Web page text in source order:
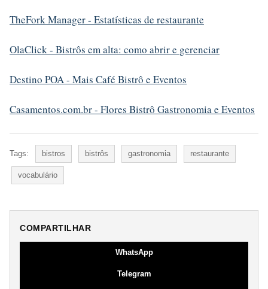
TheFork Manager - Estatísticas de restaurante
OlaClick - Bistrôs em alta: como abrir e gerenciar
Destino POA - Mais Café Bistrô e Eventos
Casamentos.com.br - Flores Bistrô Gastronomia e Eventos
Tags: bistros bistrôs gastronomia restaurante
vocabulário
COMPARTILHAR
WhatsApp
Telegram